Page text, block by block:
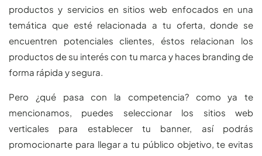
productos y servicios en sitios web enfocados en una
temática que esté relacionada a tu oferta, donde se
encuentren potenciales clientes, éstos relacionan los
productos de su interés con tu marca y haces branding de
forma rápida y segura.
Pero ¿qué pasa con la competencia? como ya te
mencionamos, puedes seleccionar los sitios web
verticales para establecer tu banner, así podrás
promocionarte para llegar a tu público objetivo, te evitas